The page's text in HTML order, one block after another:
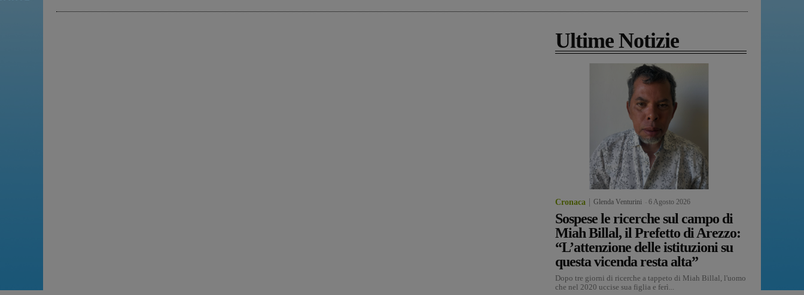
Ultime Notizie
Cronaca Glenda Venturini 6 Agosto 2026
Sospese le ricerche sul campo di
Miah Billal, il Prefetto di Arezzo:
“L’attenzione delle istituzioni su
questa vicenda resta alta”
Dopo tre giorni di ricerche a tappeto di Miah Billal, l'uomo
che nel 2020 uccise sua figlia e ferì...